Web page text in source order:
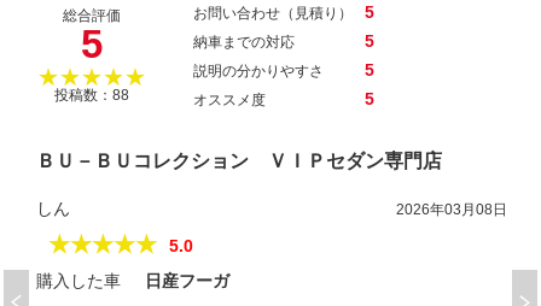
総合評価
5
★★★★★
投稿数：88
お問い合わせ（見積り） 5
納車までの対応 5
説明の分かりやすさ 5
オススメ度 5
ＢＵ－ＢＵコレクション ＶＩＰセダン専門店
しん 2026年03月08日
★★★★★
5.0
購入した車
日産フーガ